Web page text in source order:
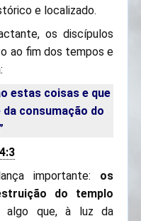
e localizado.
os discípulos
ao fim dos tempos e
estas coisas e que
da consumação do
importante: os
do templo
algo que, à luz da